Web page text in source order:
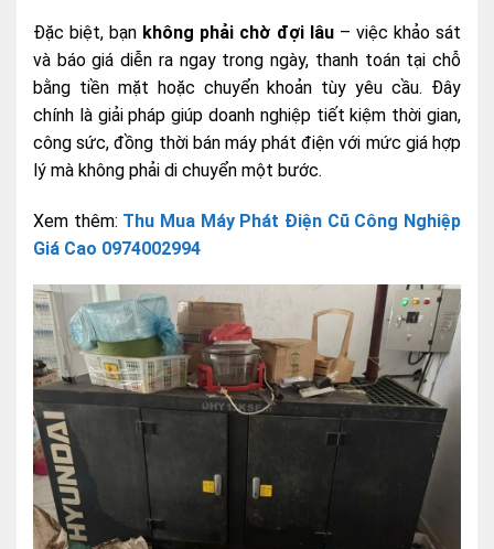
Đặc biệt, bạn không phải chờ đợi lâu– việc khảo sát
và báo giá diễn ra ngay trong ngày, thanh toán tại chỗ
bằng tiền mặt hoặc chuyển khoản tùy yêu cầu. Đây
chính là giải pháp giúp doanh nghiệp tiết kiệm thời gian,
công sức, đồng thời bán máy phát điện với mức giá hợp
lý mà không phải di chuyển một bước.
Xem thêm: Thu Mua Máy Phát Điện Cũ Công Nghiệp
Giá Cao 0974002994